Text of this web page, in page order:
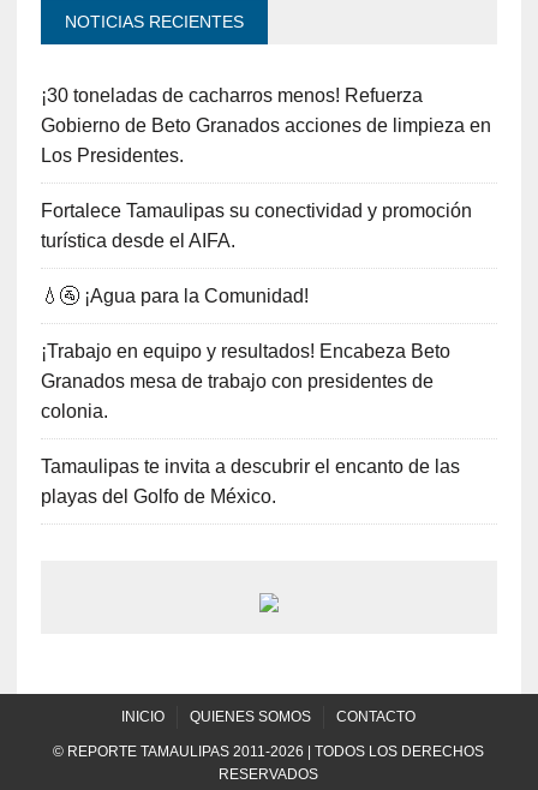
NOTICIAS RECIENTES
¡30 toneladas de cacharros menos! Refuerza
Gobierno de Beto Granados acciones de limpieza en
Los Presidentes.
Fortalece Tamaulipas su conectividad y promoción
turística desde el AIFA.
💧🚰 ¡Agua para la Comunidad!
¡Trabajo en equipo y resultados! Encabeza Beto
Granados mesa de trabajo con presidentes de
colonia.
Tamaulipas te invita a descubrir el encanto de las
playas del Golfo de México.
INICIO QUIENES SOMOS CONTACTO
© REPORTE TAMAULIPAS 2011-2026 | TODOS LOS DERECHOS
RESERVADOS